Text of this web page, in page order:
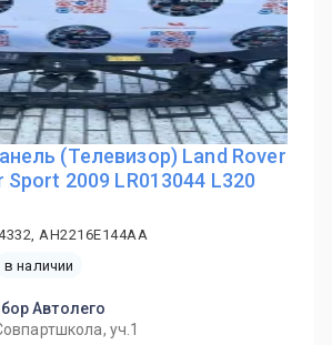
(Телевизор) Land Rover
Sport 2009 LR013044 L320
AH2216E144AA
в наличии
Автолего
уч.1